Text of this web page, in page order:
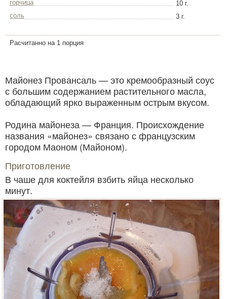
горчица
10 г.
соль
3 г.
Расчитанно на 1 порция
Майонез Провансаль — это кремообразный соус
с большим содержанием растительного масла,
обладающий ярко выраженным острым вкусом.
Родина майонеза — Франция. Происхождение
названия «майонез» связано с французским
городом Маоном (Майоном).
Приготовление
В чаше для коктейля взбить яйца несколько
минут.